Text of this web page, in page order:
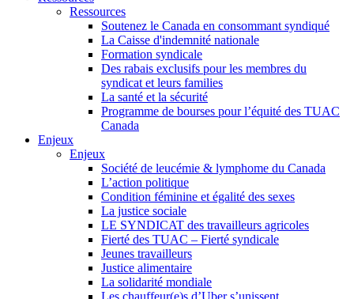
Ressources
Soutenez le Canada en consommant syndiqué
La Caisse d'indemnité nationale
Formation syndicale
Des rabais exclusifs pour les membres du
syndicat et leurs families
La santé et la sécurité
Programme de bourses pour l’équité des TUAC
Canada
Enjeux
Enjeux
Société de leucémie & lymphome du Canada
L’action politique
Condition féminine et égalité des sexes
La justice sociale
LE SYNDICAT des travailleurs agricoles
Fierté des TUAC – Fierté syndicale
Jeunes travailleurs
Justice alimentaire
La solidarité mondiale